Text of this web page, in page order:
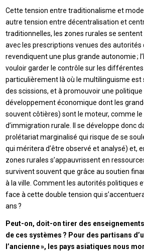
Cette tension entre traditionalisme et
autre tension entre décentralisation et
traditionnelles, les zones rurales se sentent
avec les prescriptions venues des autorités
revendiquent une plus grande autonomie ;
vouloir garder le contrôle sur les
particulièrement là où le multilinguisme est
des scissions, et à promouvoir une
développement économique dont les
souvent côtières) sont le moteur, comme
d’immigration rurale. Il se développe donc
prolétariat marginalisé qui risque de se
qui méritera d’être observé et analysé) et,
zones rurales s’appauvrissent en
survivent souvent que grâce au soutien
à la ville. Comment les autorités politiques
face à cette double tension qui
ans ?
Peut-on, doit-on tirer des enseignements
de ces systèmes ? Pour des partisans
l’ancienne », les pays asiatiques nous